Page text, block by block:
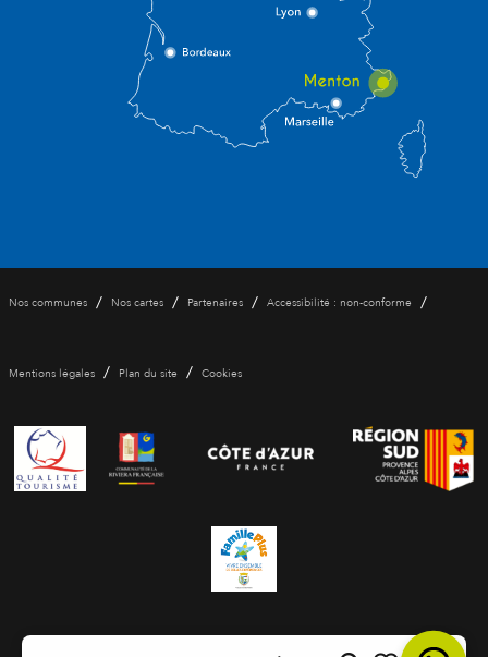
Nos communes / Nos cartes / Partenaires / Accessibilité : non-conforme /
Mentions légales / Plan du site / Cookies